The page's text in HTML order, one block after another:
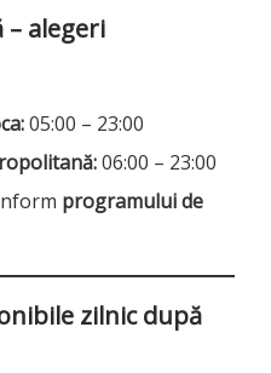
– alegeri
05:00 – 23:00
06:00 – 23:00
programului de
zilnic după